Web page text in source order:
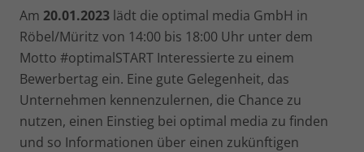
Am 20.01.2023 lädt die optimal media GmbH in
Röbel/Müritz von 14:00 bis 18:00 Uhr unter dem
Motto #optimalSTART Interessierte zu einem
Bewerbertag ein. Eine gute Gelegenheit, das
Unternehmen kennenzulernen, die Chance zu
nutzen, einen Einstieg bei optimal media zu finden
und so Informationen über einen zukünftigen